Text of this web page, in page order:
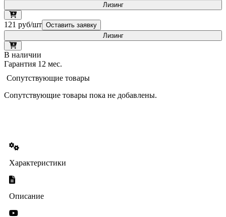
Лизинг
121 руб/шт Оставить заявку
Лизинг
В наличии
Гарантия 12 мес.
Сопутствующие товары
Сопутствующие товары пока не добавлены.
Характеристики
Описание